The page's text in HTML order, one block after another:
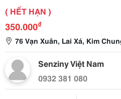
( HẾT HẠN )
350.000₫
76 Vạn Xuân, Lai Xá, Kim
Senziny Việt Nam
0932 381 080